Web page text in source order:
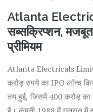
Atlanta
सब्सक्रिप्शन,
प्रीमियम
Atlanta Electricals
करोड़ रुपये का IPO लॉन्च
तय हुई, जिसमें 400 करोड़ का